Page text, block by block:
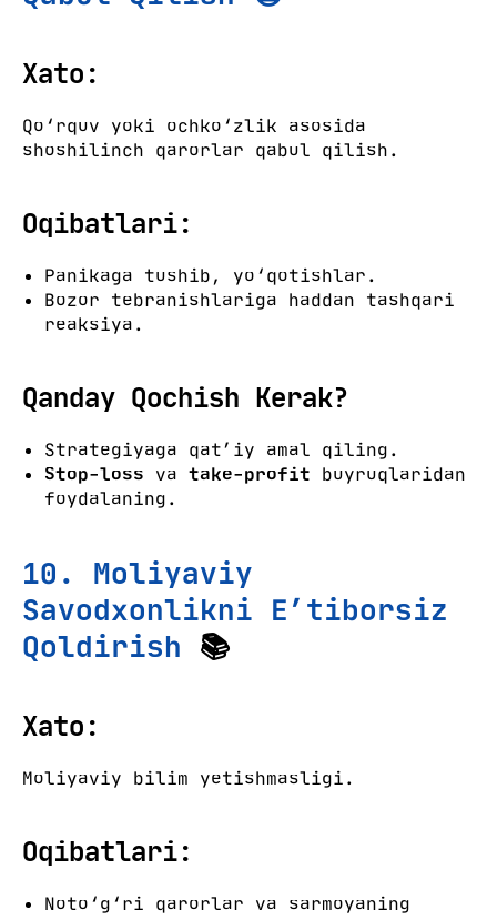
Xato:
Qo‘rquv yoki ochko‘zlik asosida
shoshilinch qarorlar qabul qilish.
Oqibatlari:
Panikaga tushib, yo‘qotishlar.
Bozor tebranishlariga haddan tashqari
reaksiya.
Qanday Qochish Kerak?
Strategiyaga qat’iy amal qiling.
Stop-loss va take-profit buyruqlaridan
foydalaning.
10. Moliyaviy
Savodxonlikni E’tiborsiz
Qoldirish 📚
Xato:
Moliyaviy bilim yetishmasligi.
Oqibatlari:
Noto‘g‘ri qarorlar va sarmoyaning